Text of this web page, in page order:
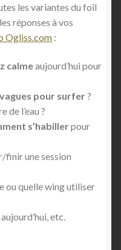
les variantes du foil
réponses à vos
Ogliss.com :
calmeaujourd’hui pour
vagues pour surfer?
de l’eau ?
s’habillerpour
finir une session
ou quelle wing utiliser
etc.